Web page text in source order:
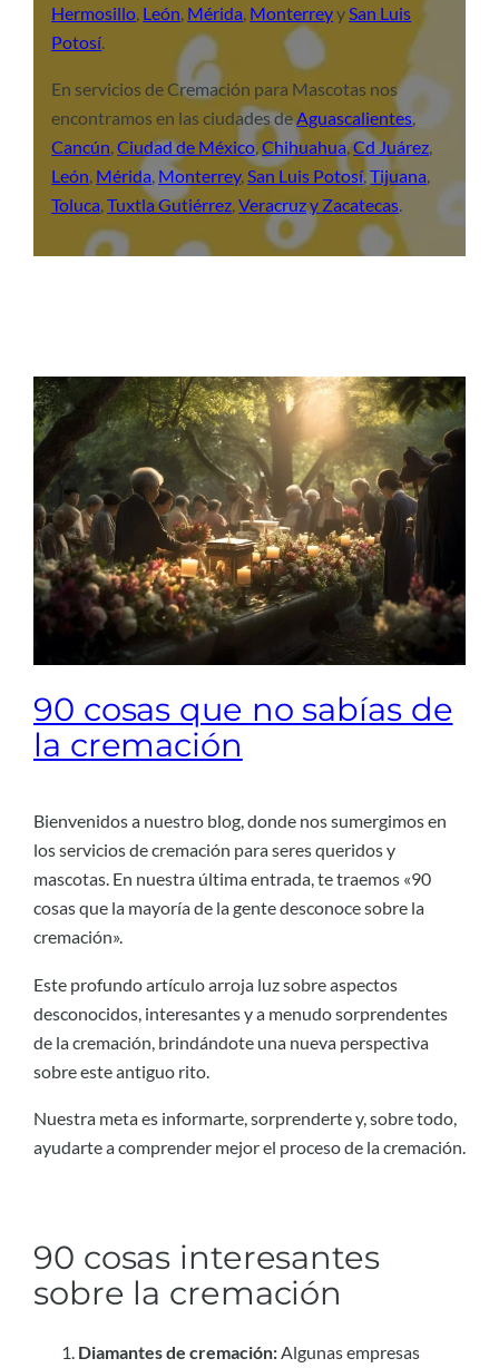
Hermosillo León Mérida Monterreyy San Luis
Potosí
En servicios de Cremación para Mascotas nos
encontramos en las ciudades deAguascalientes,
Cancún,Ciudad de México,Chihuahua,Cd Juárez,
León, Mérida, Monterrey,San Luis Potosí,Tijuana,
Toluca,Tuxtla Gutiérrez,Veracruzy Zacatecas.
90 cosas que no sabías de
la cremación
Bienvenidos a nuestro blog, donde nos sumergimos en
los servicios de cremación para seres queridos y
mascotas. En nuestra última entrada, te traemos «90
cosas que la mayoría de la gente desconoce sobre la
cremación».
Este profundo artículo arroja luz sobre aspectos
desconocidos, interesantes y a menudo sorprendentes
de la cremación, brindándote una nueva perspectiva
sobre este antiguo rito.
Nuestra meta es informarte, sorprenderte y, sobre todo,
ayudarte a comprender mejor el proceso de la cremación.
90 cosas interesantes
sobre la cremación
Diamantes de cremación: Algunas empresas